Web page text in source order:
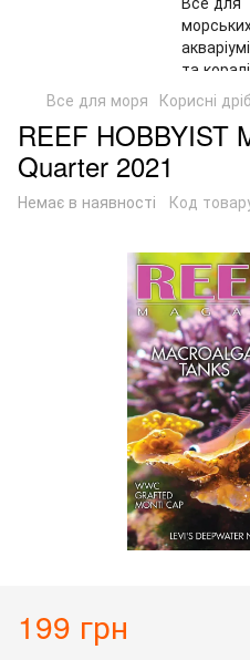
Все для моря Корисні
REEF HOBBYIST
Quarter 2021
Немає в наявності Код
199 грн